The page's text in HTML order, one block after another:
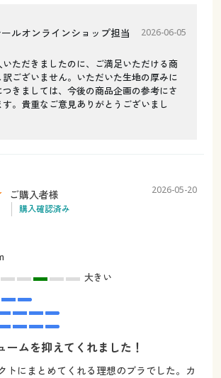
ルオンラインショップ担当 2026-06-05
ただきましたのに、ご満足いただける商
ございません。いただいた生地の厚みに
きましては、今後の商品企画の参考にさ
。貴重なご意見ありがとうございまし
ご購入者様
購入確認済み
2026-05-20
大きい
ームを抑えてくれました！
トにまとめてくれる理想のブラでした。カ